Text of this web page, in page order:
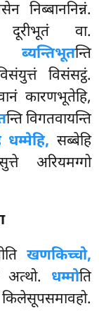
निब्बाननिन्नं.
वा.
ब्यन्तिभूतन्ति
विसंसट्ठं.
कारणभूतेहि,
न्ति विगतवायन्ति
धम्मेहि, सब्बेहि
अरियमग्गो
खणकिच्चो,
अत्थो. धम्मोति